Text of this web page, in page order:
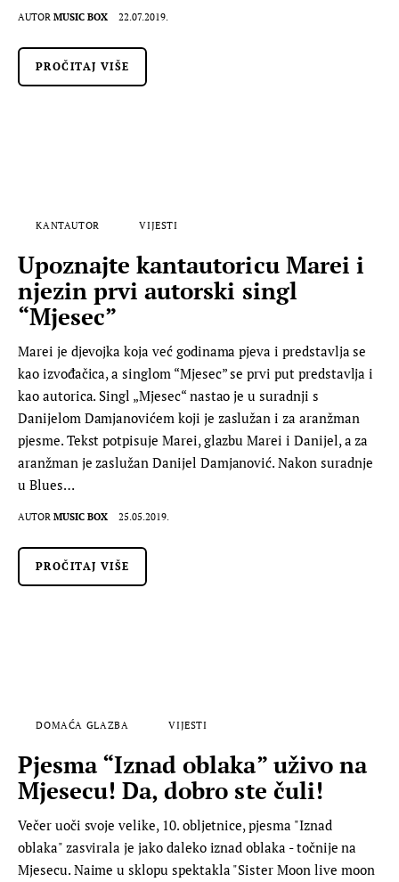
AUTOR MUSIC BOX 22.07.2019.
PROČITAJ VIŠE
KANTAUTOR VIJESTI
Upoznajte kantautoricu Marei i
njezin prvi autorski singl
“Mjesec”
Marei je djevojka koja već godinama pjeva i predstavlja se
kao izvođačica, a singlom “Mjesec” se prvi put predstavlja i
kao autorica. Singl „Mjesec“ nastao je u suradnji s
Danijelom Damjanovićem koji je zaslužan i za aranžman
pjesme. Tekst potpisuje Marei, glazbu Marei i Danijel, a za
aranžman je zaslužan Danijel Damjanović. Nakon suradnje
u Blues…
AUTOR MUSIC BOX 25.05.2019.
PROČITAJ VIŠE
DOMAĆA GLAZBA VIJESTI
Pjesma “Iznad oblaka” uživo na
Mjesecu! Da, dobro ste čuli!
Večer uoči svoje velike, 10. obljetnice, pjesma "Iznad
oblaka" zasvirala je jako daleko iznad oblaka - točnije na
Mjesecu. Naime u sklopu spektakla "Sister Moon live moon